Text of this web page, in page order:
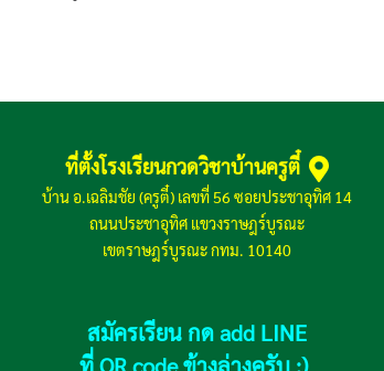
ที่ตั้งโรงเรียนกวดวิชาบ้านครูตี๋
บ้าน อ.เฉลิมชัย (ครูตี๋) เลขที่ 56 ซอยประชาอุทิศ 14
ถนนประชาอุทิศ แขวงราษฎร์บูรณะ
เขตราษฎร์บูรณะ กทม. 10140
สมัครเรียน กด add LINE
ที่ QR code ข้างล่างครับ :)